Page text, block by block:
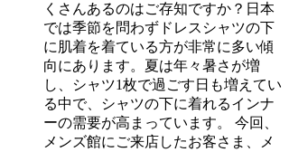
くさんあるのはご存知ですか？日本
では季節を問わずドレスシャツの下
に肌着を着ている方が非常に多い傾
向にあります。夏は年々暑さが増
し、シャツ1枚で過ごす日も増えてい
る中で、シャツの下に着れるインナ
ーの需要が高まっています。 今回、
メンズ館にご来店したお客さま、メ